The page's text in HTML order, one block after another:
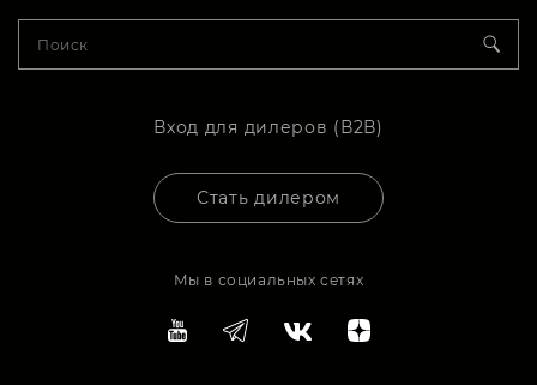
Вход для дилеров (В2В)
Стать дилером
Мы в социальных сетях